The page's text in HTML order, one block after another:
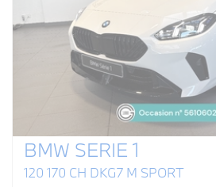
BMW SERIE 1
120 170 CH DKG7 M SPORT